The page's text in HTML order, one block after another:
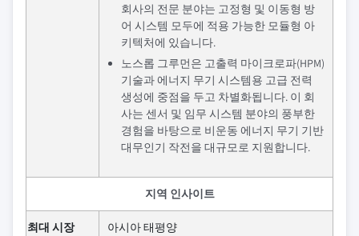
회사의 전문 분야는 고정형 및 이동형 방
어 시스템 모두에 적용 가능한 모듈형 아
키텍처에 있습니다.
노스롭 그루먼은 고출력 마이크로파(HPM)
기술과 에너지 무기 시스템용 고급 전력
생성에 중점을 두고 차별화됩니다. 이 회
사는 센서 및 임무 시스템 분야의 풍부한
경험을 바탕으로 비운동 에너지 무기 기반
대무인기 작전을 대규모로 지원합니다.
지역 인사이트
최대 시장
아시아 태평양